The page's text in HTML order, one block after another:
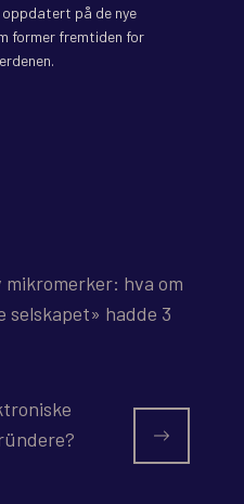
oppdatert på de nye
former fremtiden for
mikromerker: hva om
selskapet» hadde 3